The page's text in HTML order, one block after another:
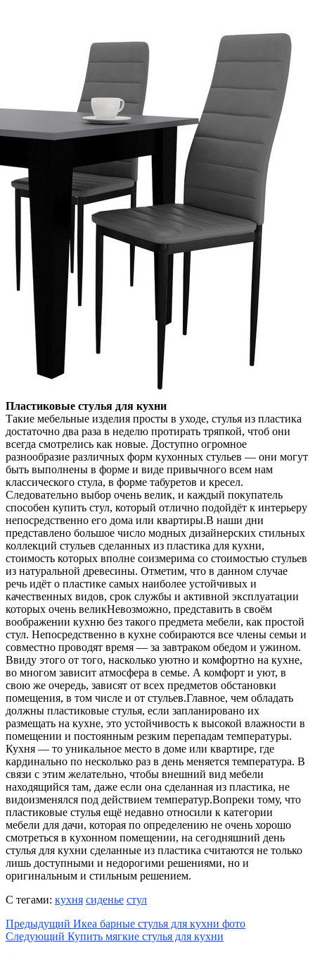
Пластиковые стулья для кухни
Такие мебельные изделия просты в уходе, стулья из пластика
достаточно два раза в неделю протирать тряпкой, чтоб они
всегда смотрелись как новые. Доступно огромное
разнообразие различных форм кухонных стульев — они могут
быть выполнены в форме и виде привычного всем нам
классического стула, в форме табуретов и кресел.
Следовательно выбор очень велик, и каждый покупатель
способен купить стул, который отлично подойдёт к интерьеру
непосредственно его дома или квартиры.В наши дни
представлено большое число модных дизайнерских стильных
коллекций стульев сделанных из пластика для кухни,
стоимость которых вполне соизмерима со стоимостью стульев
из натуральной древесины. Отметим, что в данном случае
речь идёт о пластике самых наиболее устойчивых и
качественных видов, срок службы и активной эксплуатации
которых очень великНевозможно, представить в своём
воображении кухню без такого предмета мебели, как простой
стул. Непосредственно в кухне собираются все члены семьи и
совместно проводят время — за завтраком обедом и ужином.
Ввиду этого от того, насколько уютно и комфортно на кухне,
во многом зависит атмосфера в семье. А комфорт и уют, в
свою же очередь, зависят от всех предметов обстановки
помещения, в том числе и от стульев.Главное, чем обладать
должны пластиковые стулья, если запланировано их
размещать на кухне, это устойчивость к высокой влажности в
помещении и постоянным резким перепадам температуры.
Кухня — то уникальное место в доме или квартире, где
кардинально по несколько раз в день меняется температура. В
связи с этим желательно, чтобы внешний вид мебели
находящийся там, даже если она сделанная из пластика, не
видоизменялся под действием температур.Вопреки тому, что
пластиковые стулья ещё недавно относили к категории
мебели для дачи, которая по определению не очень хорошо
смотреться в кухонном помещении, на сегодняшний день
стулья для кухни сделанные из пластика считаются не только
лишь доступными и недорогими решениями, но и
оригинальным и стильным решением.
С тегами: кухня сиденье стул
Предыдущий Икеа барные стулья для кухни фото
Следующий Купить мягкие стулья для кухни